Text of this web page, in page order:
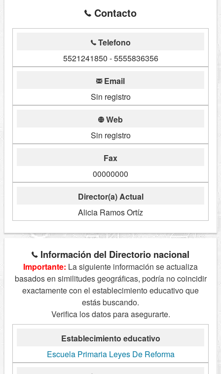
Contacto
Telefono
5521241850 - 5555836356
Email
Sin registro
Web
Sin registro
Fax
00000000
Director(a) Actual
Alicia Ramos Ortíz
Información del Directorio nacional
Importante: La siguiente información se actualiza
basados en similitudes geográficas, podría no coincidir
exactamente con el establecimiento educativo que
estás buscando.
Verifica los datos para asegurarte.
Establecimiento educativo
Escuela Primaria Leyes De Reforma